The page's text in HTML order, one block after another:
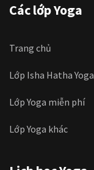
Các lớp Yoga
Trang chủ
Lớp Isha Hatha Yoga
Lớp Yoga miễn phí
Lớp Yoga khác